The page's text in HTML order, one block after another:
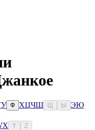
У Ф ХЦЧШ Ы ЭЮ
X Y Z